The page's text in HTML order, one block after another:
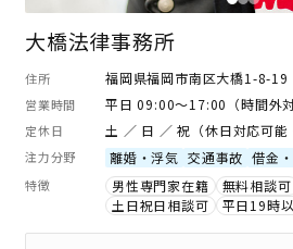
大橋法律事務所
住所 福岡県福岡市南区大橋1-8-
営業時間 平日 09:00～17:00（時間外
定休日 土 ／ 日 ／ 祝（休日対応可能
注力分野 離婚・浮気 交通事故 借金
特徴 男性専門家在籍 無料相談可
土日祝日相談可
平日19時